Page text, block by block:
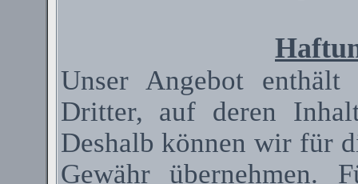
Unser Angebot
Dritter, auf deren
Deshalb können wir für
Gewähr übernehmen.